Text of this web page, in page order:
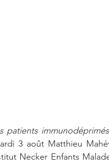
patients
3 août Matthieu
Necker Enfants